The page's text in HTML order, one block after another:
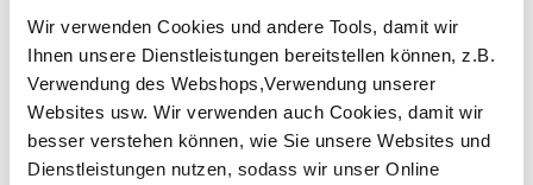
Wir verwenden Cookies und andere Tools, damit wir
Ihnen unsere Dienstleistungen bereitstellen können, z.B.
Verwendung des Webshops,Verwendung unserer
Websites usw. Wir verwenden auch Cookies, damit wir
besser verstehen können, wie Sie unsere Websites und
Dienstleistungen nutzen, sodass wir unser Online